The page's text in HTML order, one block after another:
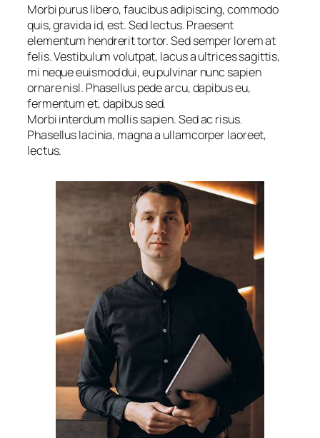
Morbi purus libero, faucibus adipiscing, commodo
quis, gravida id, est. Sed lectus. Praesent
elementum hendrerit tortor. Sed semper lorem at
felis. Vestibulum volutpat, lacus a ultrices sagittis,
mi neque euismod dui, eu pulvinar nunc sapien
ornare nisl. Phasellus pede arcu, dapibus eu,
fermentum et, dapibus sed.
Morbi interdum mollis sapien. Sed ac risus.
Phasellus lacinia, magna a ullamcorper laoreet,
lectus.